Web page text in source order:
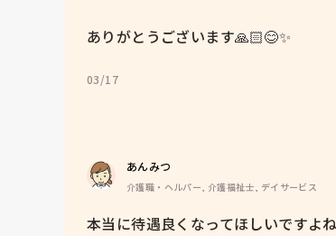
ありがとうございます🙏🏻😊✨
03/17
あんみつ
介護職・ヘルパー, 介護福祉士, デイサービス
本当に待遇良くなってほしいですよ